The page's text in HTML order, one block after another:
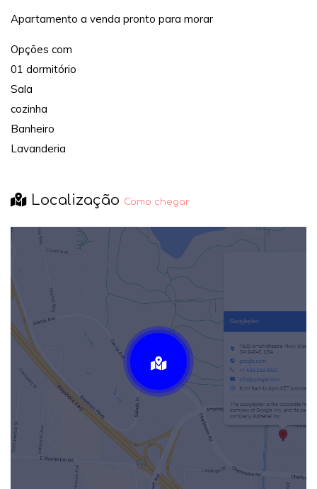
Apartamento a venda pronto para morar
Opções com
01 dormitório
Sala
cozinha
Banheiro
Lavanderia
Localização Como chegar